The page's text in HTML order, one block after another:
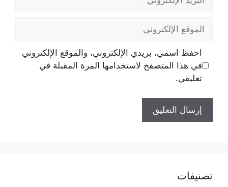
الإلكتروني
الموقع
الإلكتروني
احفظ اسمي، بريدي الإلكتروني، والموقع الإلكتروني
في هذا المتصفح لاستخدامها المرة المقبلة في
تعليقي.
تصنيفات